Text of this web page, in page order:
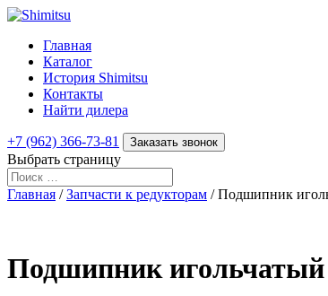
Главная
Каталог
История Shimitsu
Контакты
Найти дилера
+7 (962) 366-73-81 Заказать звонок
Выбрать страницу
Главная /Запчасти к редукторам / Подшипник
Подшипник игольчатый